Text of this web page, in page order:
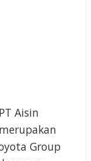
Aisin
Group